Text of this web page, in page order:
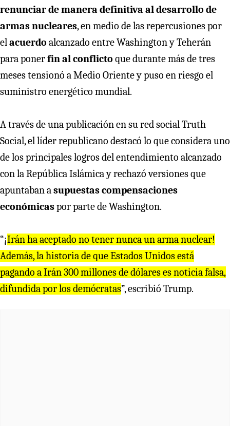
renunciar de manera definitiva al desarrollo de
armas nucleares, en medio de las repercusiones por
elacuerdo alcanzado entre Washington y Teherán
para ponerfin al conflicto que durante más de tres
meses tensionó a Medio Oriente y puso en riesgo el
suministro energético mundial.
A través de una publicación en su red social Truth
Social, el líder republicano destacó lo que considera uno
de los principales logros del entendimiento alcanzado
con la República Islámica y rechazó versiones que
apuntaban asupuestas compensaciones
económicaspor parte de Washington.
“¡Irán ha aceptado no tener nunca un arma nuclear!
Además, la historia de que Estados Unidos está
pagando a Irán 300 millones de dólares es noticia falsa,
difundida por los demócratas”, escribió Trump.